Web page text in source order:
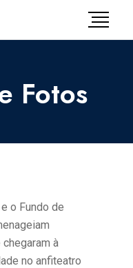
Fotos
o Fundo de
à
no anfiteatro